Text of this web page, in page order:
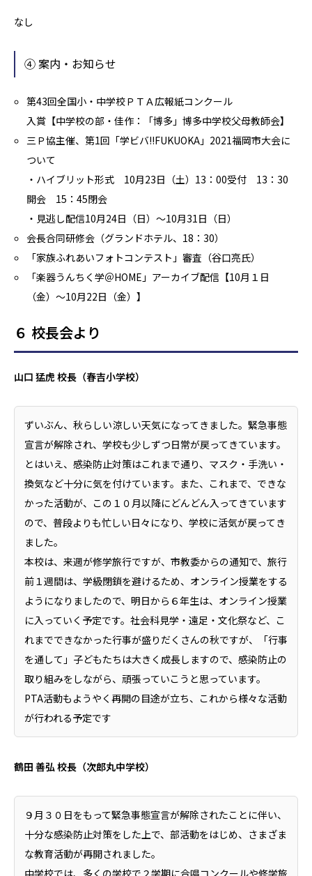
なし
④ 案内・お知らせ
第43回全国小・中学校ＰＴＡ広報紙コンクール
入賞【中学校の部・佳作：「博多」博多中学校父母教師会】
三Ｐ協主催、第1回「学ビバ!!FUKUOKA」2021福岡市大会に
ついて
・ハイブリット形式 10月23日（土）13：00受付 13：30
開会 15：45閉会
・見逃し配信10月24日（日）～10月31日（日）
会長合同研修会（グランドホテル、18：30）
「家族ふれあいフォトコンテスト」審査（谷口亮氏）
「楽器うんちく学＠HOME」アーカイブ配信【10月１日
（金）～10月22日（金）】
６ 校長会より
山口 猛虎 校長（春吉小学校）
ずいぶん、秋らしい涼しい天気になってきました。緊急事態
宣言が解除され、学校も少しずつ日常が戻ってきています。
とはいえ、感染防止対策はこれまで通り、マスク・手洗い・
換気など十分に気を付けています。また、これまで、できな
かった活動が、この１０月以降にどんどん入ってきています
ので、普段よりも忙しい日々になり、学校に活気が戻ってき
ました。
本校は、来週が修学旅行ですが、市教委からの通知で、旅行
前１週間は、学級閉鎖を避けるため、オンライン授業をする
ようになりましたので、明日から６年生は、オンライン授業
に入っていく予定です。社会科見学・遠足・文化祭など、こ
れまでできなかった行事が盛りだくさんの秋ですが、「行事
を通して」子どもたちは大きく成長しますので、感染防止の
取り組みをしながら、頑張っていこうと思っています。
PTA活動もようやく再開の目途が立ち、これから様々な活動
が行われる予定です
鶴田 善弘 校長（次郎丸中学校）
９月３０日をもって緊急事態宣言が解除されたことに伴い、
十分な感染防止対策をした上で、部活動をはじめ、さまざま
な教育活動が再開されました。